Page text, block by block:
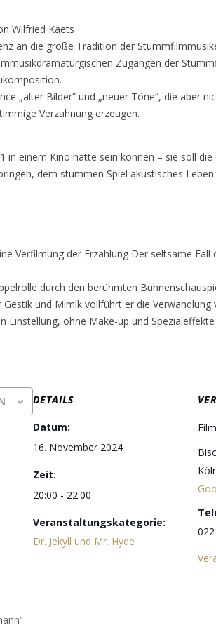
Wilfried Kaets
an die große Tradition der
Zugängen der
„alter Bilder“ und „neuer Töne“, die aber
Verzahnung erzeugen.
in einem Kino hätte sein können – sie soll
dem stummen Spiel akustisches Leben
Verfilmung der Erzählung Der seltsame
durch den berühmten
und Mimik vollführt er die
Einstellung, ohne Make-up und Spezialeffekte
DETAILS
Datum:
16. November 2024
Zeit:
20:00 - 22:00
Veranstaltungskategorie:
Dr. Jekyll und Mr. Hyde